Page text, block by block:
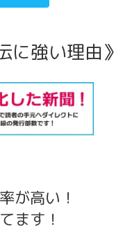
に強い理由》
が高い！
ます！